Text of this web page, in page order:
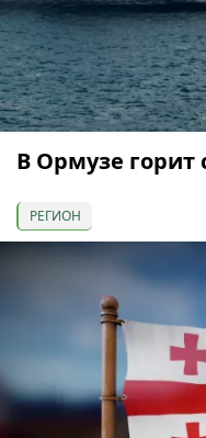
В Ормузе горит
РЕГИОН